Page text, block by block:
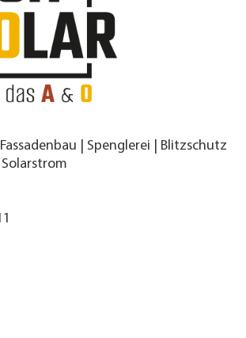
| Spenglerei | Blitzschutz